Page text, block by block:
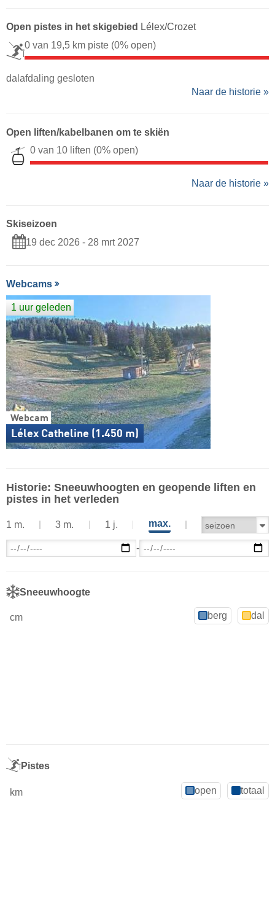
Open pistes in het skigebied Lélex/​Crozet
0 van 19,5 km piste (0% open)
dalafdaling gesloten
Naar de historie »
Open liften/kabelbanen om te skiën
0 van 10 liften (0% open)
Naar de historie »
Skiseizoen
19 dec 2026 - 28 mrt 2027
Webcams
Webcam
Lélex Catheline (1.450 m)
1 uur geleden
Historie: Sneeuwhoogten en geopende liften en
pistes in het verleden
1 m. 3 m. 1 j. max.
-
Sneeuwhoogte
cm berg dal
Pistes
km open totaal